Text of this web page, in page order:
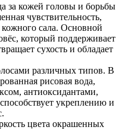
за кожей головы и борьбы
чувствительность,
сала. Основной
который поддерживает
сухость и обладает
различных типов. В
рисовая вода,
антиоксидантами,
укреплению и
цвета окрашенных